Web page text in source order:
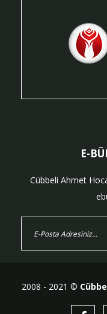
E-
Cübbeli Ahmet
2008 - 2021 ©